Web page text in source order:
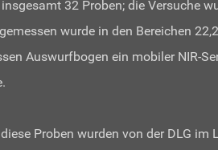
32 Proben; die Versuche
wurde in den Bereichen
Auswurfbogen ein mobiler NIR-
Proben wurden von der DLG im